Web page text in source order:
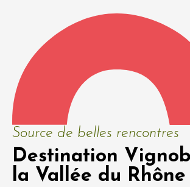
Source de belles rencontres
Destination
la Vallée du Rhône